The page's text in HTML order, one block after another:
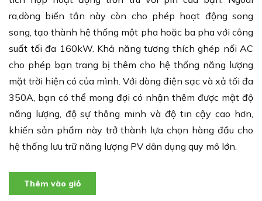
ra,dòng biến tần này còn cho phép hoạt động song
song, tạo thành hệ thống một pha hoặc ba pha với công
suất tối đa 160kW. Khả năng tương thích ghép nối AC
cho phép bạn trang bị thêm cho hệ thống năng lượng
mặt trời hiện có của mình. Với dòng điện sạc và xả tối đa
350A, bạn có thể mong đợi có nhận thêm được mật độ
năng lượng, độ sự thông minh và độ tin cậy cao hơn,
khiến sản phẩm này trở thành lựa chọn hàng đầu cho
hệ thống lưu trữ năng lượng PV dân dụng quy mô lớn.
Thêm vào giỏ